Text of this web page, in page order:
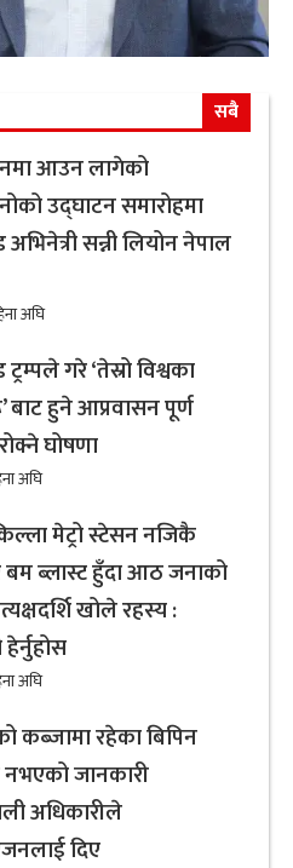
सबै
आउन लागेको
उद्घाटन समारोहमा
सन्नी लियोन नेपाल
अघि
ट्रम्पले गरे ‘तेस्रो विश्वका
हुने आप्रवासन पूर्ण
घोषणा
अघि
मेट्रो स्टेसन नजिकै
ब्लास्ट हुँदा आठ जनाको
खोले रहस्य :
हेर्नुहोस
अघि
कब्जामा रहेका बिपिन
जानकारी
अधिकारीले
दिए